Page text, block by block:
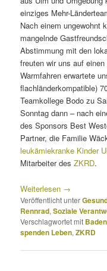
einziges Mehr-
Nach einem ungewohnt
mangelnde
Abstimmung mit den
freuten wir uns auf
Warmfahren erwartete
flachländerkompatible)
Teamkollege Bodo zu
Sonntag dann – nach
des Sponsors Best
Partner, die Familie
leukämiekranke Kinder
Mitarbeiter desZKRD.
Weiterlesen →
Veröffentlicht unter
Rennrad,Soziale
Verschlagwortet mit
spenden Leben,ZKRD